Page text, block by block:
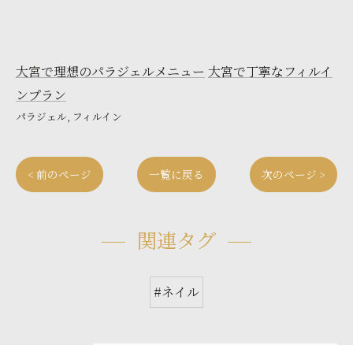
大宮で理想のパラジェルメニュー 大宮で丁寧なフィルイ
ンプラン
パラジェル フィルイン
< 前のページ 一覧に戻る 次のページ >
関連タグ
#ネイル